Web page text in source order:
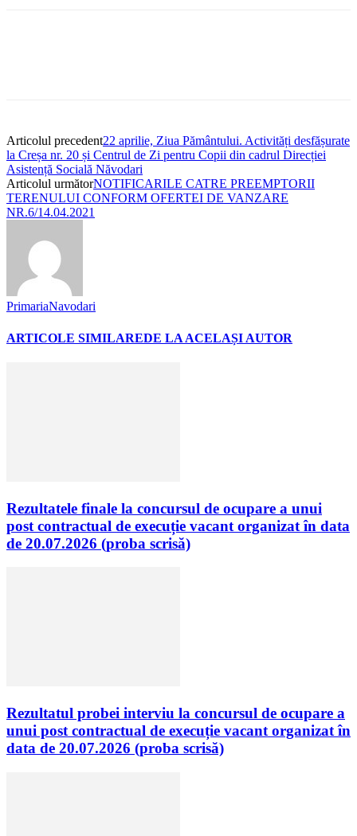
Articolul precedent22 aprilie, Ziua Pământului. Activități desfășurate
la Creșa nr. 20 și Centrul de Zi pentru Copii din cadrul Direcției
Asistență Socială Năvodari
Articolul următorNOTIFICARILE CATRE PREEMPTORII
TERENULUI CONFORM OFERTEI DE VANZARE
NR.6/14.04.2021
PrimariaNavodari
ARTICOLE SIMILAREDE LA ACELAȘI AUTOR
Rezultatele finale la concursul de ocupare a unui
post contractual de execuție vacant organizat în data
de 20.07.2026 (proba scrisă)
Rezultatul probei interviu la concursul de ocupare a
unui post contractual de execuție vacant organizat în
data de 20.07.2026 (proba scrisă)